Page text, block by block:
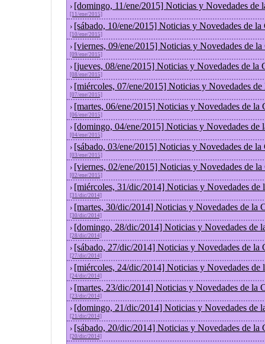
› [domingo, 11/ene/2015] Noticias y Novedades de
[11/ene/2015]
› [sábado, 10/ene/2015] Noticias y Novedades de la
[10/ene/2015]
› [viernes, 09/ene/2015] Noticias y Novedades de
[09/ene/2015]
› [jueves, 08/ene/2015] Noticias y Novedades de la
[08/ene/2015]
› [miércoles, 07/ene/2015] Noticias y Novedades
[07/ene/2015]
› [martes, 06/ene/2015] Noticias y Novedades de la
[06/ene/2015]
› [domingo, 04/ene/2015] Noticias y Novedades de
[04/ene/2015]
› [sábado, 03/ene/2015] Noticias y Novedades de la
[03/ene/2015]
› [viernes, 02/ene/2015] Noticias y Novedades de
[02/ene/2015]
› [miércoles, 31/dic/2014] Noticias y Novedades de
[31/dic/2014]
› [martes, 30/dic/2014] Noticias y Novedades de la
[30/dic/2014]
› [domingo, 28/dic/2014] Noticias y Novedades de
[28/dic/2014]
› [sábado, 27/dic/2014] Noticias y Novedades de la
[27/dic/2014]
› [miércoles, 24/dic/2014] Noticias y Novedades de
[24/dic/2014]
› [martes, 23/dic/2014] Noticias y Novedades de la
[23/dic/2014]
› [domingo, 21/dic/2014] Noticias y Novedades de
[21/dic/2014]
› [sábado, 20/dic/2014] Noticias y Novedades de la
[20/dic/2014]